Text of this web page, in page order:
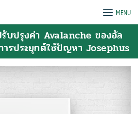
MENU
รับปรุงค่า Avalanche ของอัล
รประยุกต์ใช้ปัญหา Josephus